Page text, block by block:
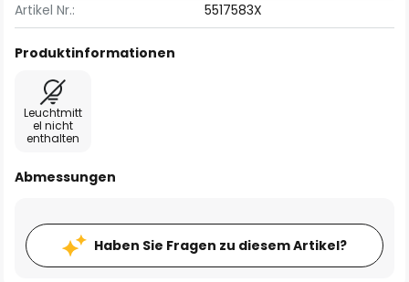
Artikel Nr.:
5517583X
Produktinformationen
Leuchtmitt
el nicht
enthalten
Abmessungen
Haben Sie Fragen zu diesem Artikel?